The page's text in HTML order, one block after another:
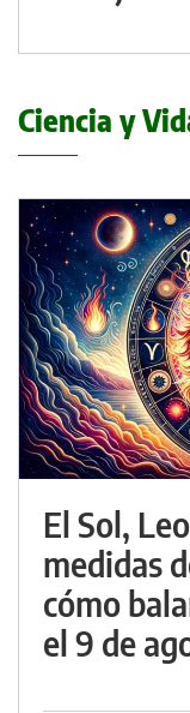
Ciencia y
El Sol,
medidas
cómo
el 9 de